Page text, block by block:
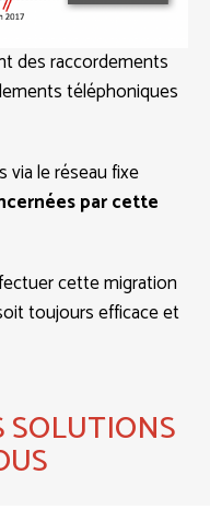
des raccordements
téléphoniques
via le réseau fixe
par cette
cette migration
toujours efficace et
SOLUTIONS